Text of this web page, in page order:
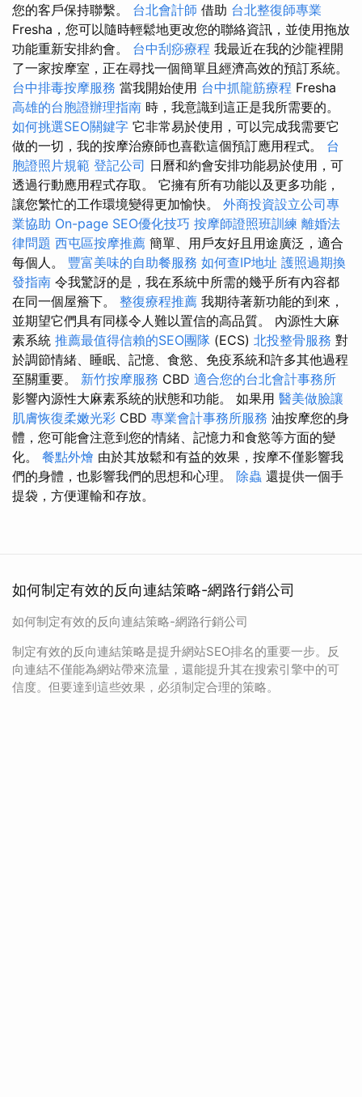
您的客戶保持聯繫。 台北會計師 借助 台北整復師專業
Fresha，您可以隨時輕鬆地更改您的聯絡資訊，並使用拖放
功能重新安排約會。 台中刮痧療程 我最近在我的沙龍裡開
了一家按摩室，正在尋找一個簡單且經濟高效的預訂系統。
台中排毒按摩服務 當我開始使用 台中抓龍筋療程 Fresha
高雄的台胞證辦理指南 時，我意識到這正是我所需要的。
如何挑選SEO關鍵字 它非常易於使用，可以完成我需要它
做的一切，我的按摩治療師也喜歡這個預訂應用程式。 台
胞證照片規範 登記公司 日曆和約會安排功能易於使用，可
透過行動應用程式存取。 它擁有所有功能以及更多功能，
讓您繁忙的工作環境變得更加愉快。 外商投資設立公司專
業協助 On-page SEO優化技巧 按摩師證照班訓練 離婚法
律問題 西屯區按摩推薦 簡單、用戶友好且用途廣泛，適合
每個人。 豐富美味的自助餐服務 如何查IP地址 護照過期換
發指南 令我驚訝的是，我在系統中所需的幾乎所有內容都
在同一個屋簷下。 整復療程推薦 我期待著新功能的到來，
並期望它們具有同樣令人難以置信的高品質。 內源性大麻
素系統 推薦最值得信賴的SEO團隊 (ECS) 北投整骨服務 對
於調節情緒、睡眠、記憶、食慾、免疫系統和許多其他過程
至關重要。 新竹按摩服務 CBD 適合您的台北會計事務所
影響內源性大麻素系統的狀態和功能。 如果用 醫美做臉讓
肌膚恢復柔嫩光彩 CBD 專業會計事務所服務 油按摩您的身
體，您可能會注意到您的情緒、記憶力和食慾等方面的變
化。 餐點外燴 由於其放鬆和有益的效果，按摩不僅影響我
們的身體，也影響我們的思想和心理。 除蟲 還提供一個手
提袋，方便運輸和存放。
如何制定有效的反向連結策略-網路行銷公司
如何制定有效的反向連結策略-網路行銷公司
制定有效的反向連結策略是提升網站SEO排名的重要一步。反
向連結不僅能為網站帶來流量，還能提升其在搜索引擎中的可
信度。但要達到這些效果，必須制定合理的策略。